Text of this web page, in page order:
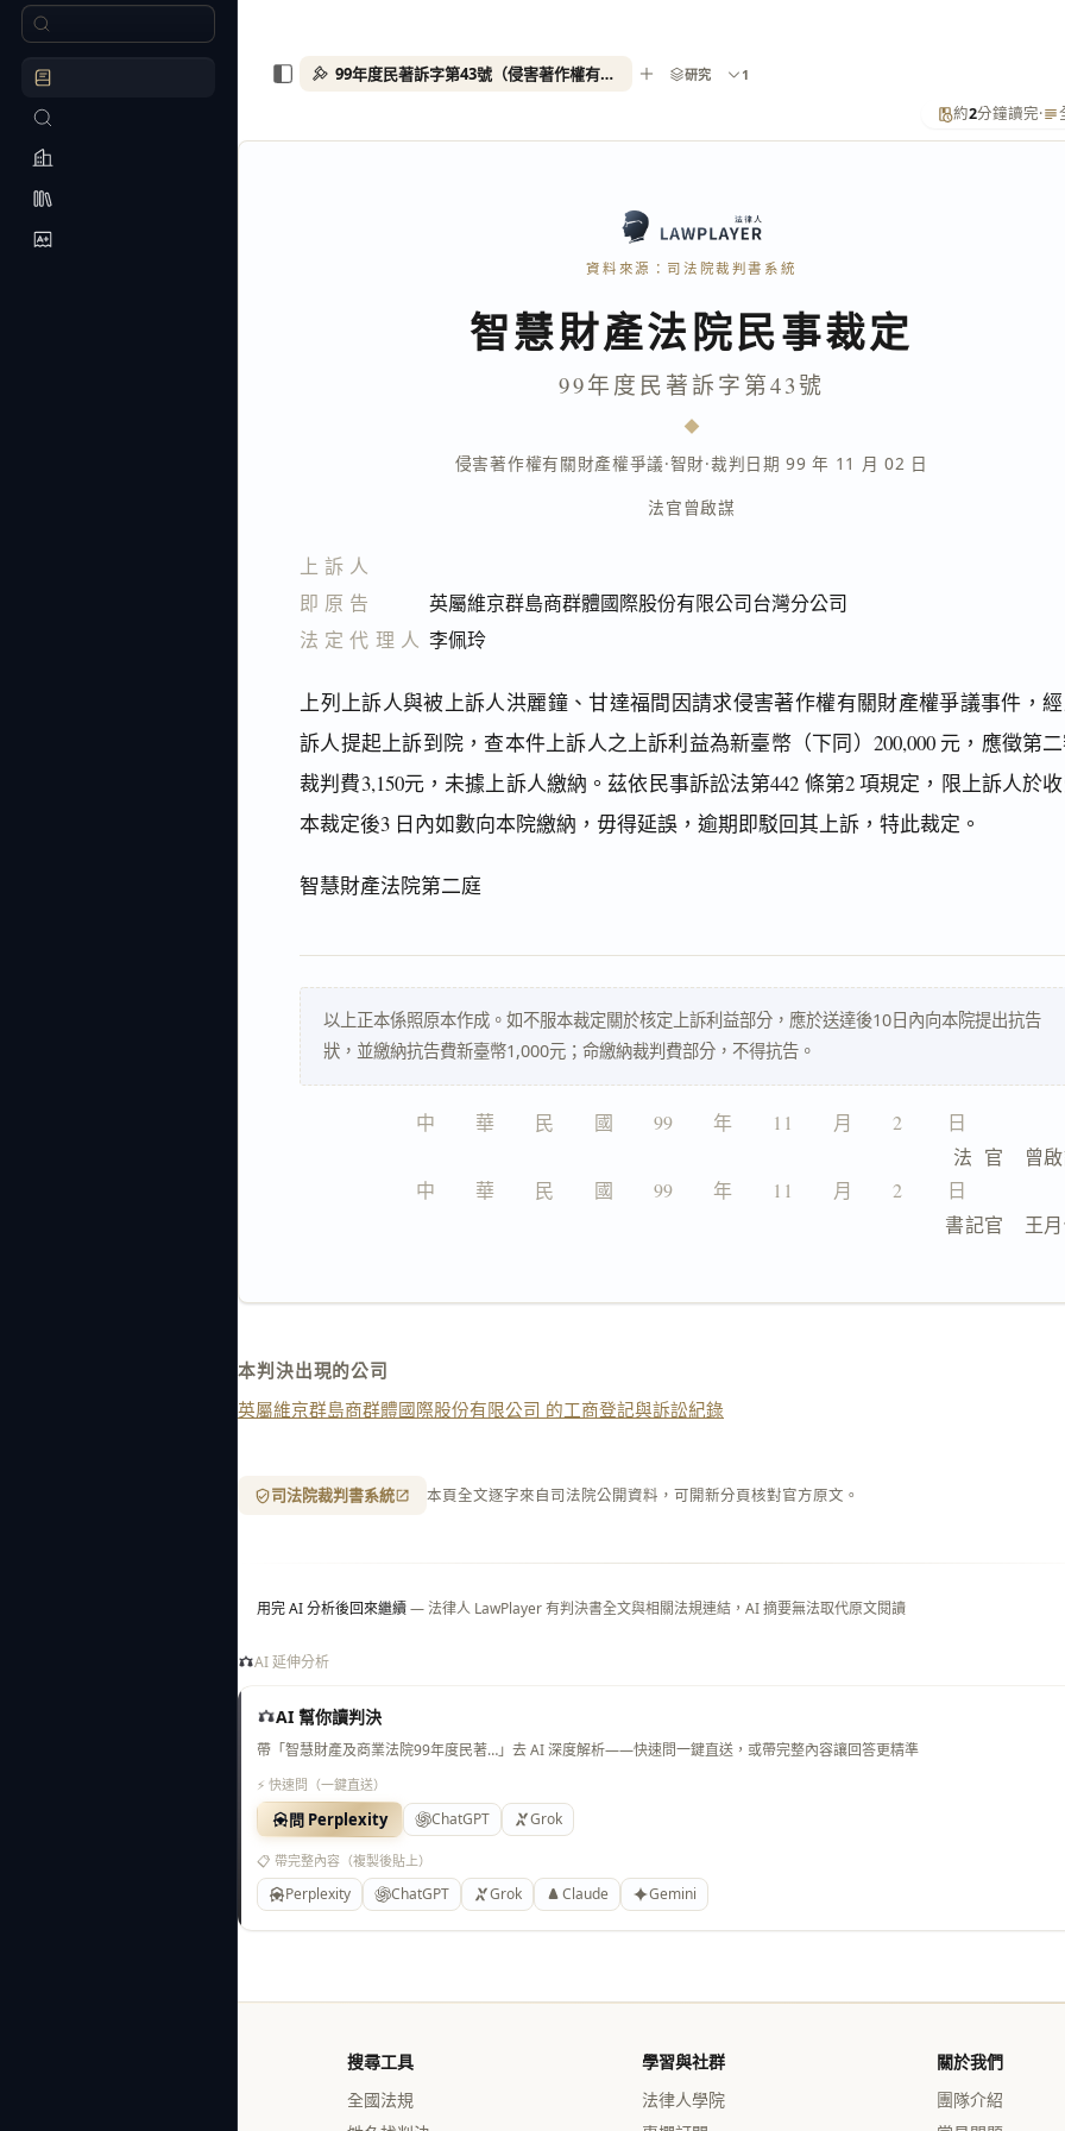
約2分鐘讀完·
資料來源：司法院裁判書系統
智慧財產法院民事裁定
99年度民著訴字第43號
侵害著作權有關財產權爭議·智財·裁判日期 99 年 11 月 02 日
法官曾啟謀
上訴人
即原告
英屬維京群島商群體國際股份有限公司台灣分公司
法定代理人 李佩玲
上列上訴人與被上訴人洪麗鐘、甘達福間因請求侵害著作權有關財產權爭議事件，
訴人提起上訴到院，查本件上訴人之上訴利益為新臺幣（下同）200,000 元，應徵第
裁判費3,150元，未據上訴人繳納。茲依民事訴訟法第442 條第2 項規定，限上訴人於
本裁定後3 日內如數向本院繳納，毋得延誤，逾期即駁回其上訴，特此裁定。
智慧財產法院第二庭
以上正本係照原本作成。如不服本裁定關於核定上訴利益部分，應於送達後10日內向本院提出抗告
狀，並繳納抗告費新臺幣1,000元；命繳納裁判費部分，不得抗告。
中　　華　　民　　國　　99　　年　　11　　月　　2 　　日
法  官　曾
中　　華　　民　　國　　99　　年　　11　　月　　2　　 日
書記官　王月
本判決出現的公司
英屬維京群島商群體國際股份有限公司 的工商登記與訴訟紀錄
司法院裁判書系統 本頁全文逐字來自司法院公開資料，可開新分頁核對官方原文。
用完 AI 分析後回來繼續— 法律人 LawPlayer 有判決書全文與相關法規連結，AI 摘要無法取代原文閱讀
AI 延伸分析
AI 幫你讀判決
帶「智慧財產及商業法院99年度民著…」去 AI 深度解析——快速問一鍵直送，或帶完整內容讓回答更精準
⚡ 快速問（一鍵直送）
問 Perplexity ChatGPT Grok
📋 帶完整內容（複製後貼上）
Perplexity ChatGPT Grok Claude Gemini
搜尋工具
全國法規
學習與社群
法律人學院
關於我們
團隊介紹
99年度民著訴字第43號（侵害著作權有關財產權爭議） 研究 1